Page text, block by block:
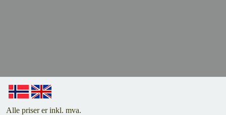
Alle priser er inkl. mva.